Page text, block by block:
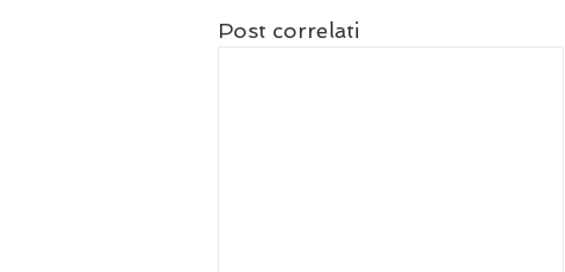
Post correlati